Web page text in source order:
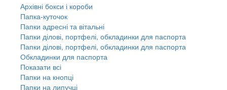
Архівні бокси і короби
Папка-куточок
Папки адресні та вітальні
Папки ділові, портфелі, обкладинки для паспорта
Папки ділові, портфелі, обкладинки для паспорта
Обкладинки для паспорта
Показати всі
Папки на кнопці
Папки на липучці